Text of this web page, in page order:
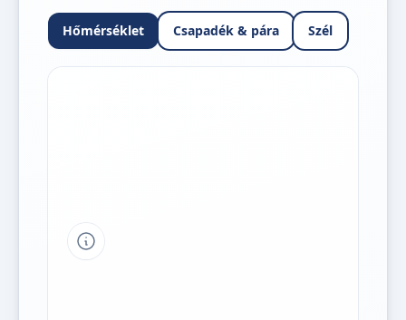
Hőmérséklet Csapadék & pára Szél
Tipp a grafikon jelmagyarázatához